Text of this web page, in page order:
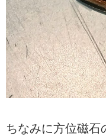
ちなみに方位磁石